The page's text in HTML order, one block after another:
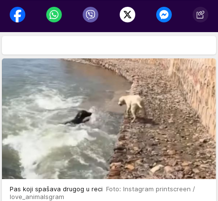
Pas koji spašava drugog u reci Foto: Instagram printscreen /
love_animalsgram